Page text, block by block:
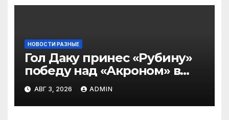
НОВОСТИ РАЗНЫЕ
Гол Даку принес «Рубину»
победу над «Акроном» в
матче РПЛ
АВГ 3, 2026 ADMIN